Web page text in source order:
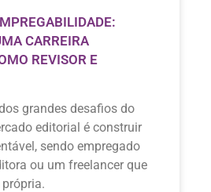
CARREIRA
REVISOR E
grandes desafios do
editorial é construir
sendo empregado
ou um freelancer que